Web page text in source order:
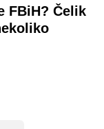
FBiH? Čelik